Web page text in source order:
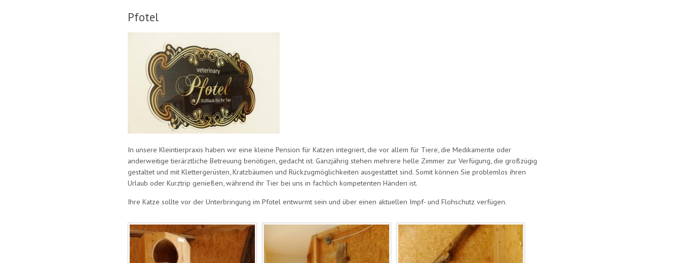
Pfotel
In unsere Kleintierpraxis haben wir eine kleine Pension für Katzen integriert, die vor allem für Tiere, die Medikamente oder
anderweitige tierärztliche Betreuung benötigen, gedacht ist. Ganzjährig stehen mehrere helle Zimmer zur Verfügung, die großzügig
gestaltet und mit Klettergerüsten, Kratzbäumen und Rückzugmöglichkeiten ausgestattet sind. Somit können Sie problemlos ihren
Urlaub oder Kurztrip genießen, während ihr Tier bei uns in fachlich kompetenten Händen ist.
Ihre Katze sollte vor der Unterbringung im Pfotel entwurmt sein und über einen aktuellen Impf- und Flohschutz verfügen.